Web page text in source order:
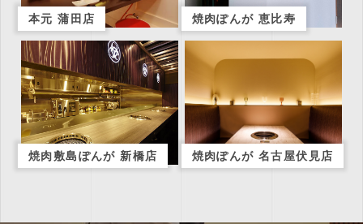
本元 蒲田店 焼肉ぽんが 恵比寿
焼肉敷島ぽんが 新橋店 焼肉ぽんが 名古屋伏見店